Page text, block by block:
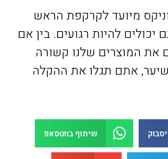
מיועד לקרקפת הראש
יכולים להיות רגועים. בין אם
את המוצרים שלנו קשורה
אתם תגלו את ההקלה
שיתוף בווטסאפ